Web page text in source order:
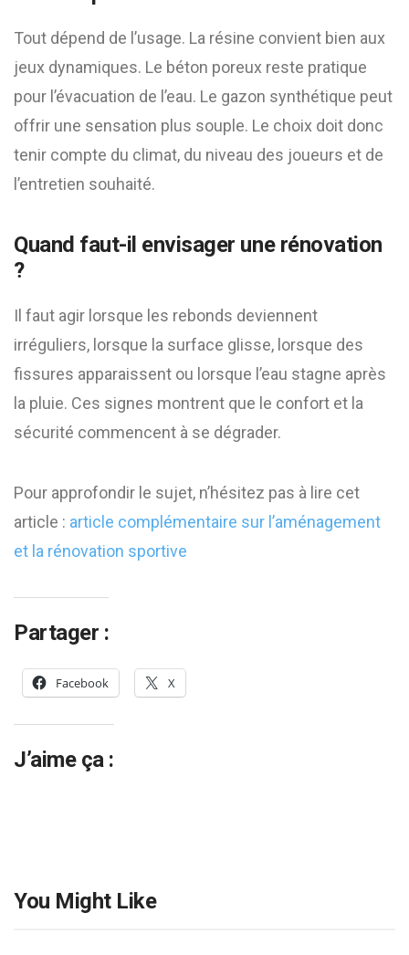
Tout dépend de l’usage. La résine convient bien aux
jeux dynamiques. Le béton poreux reste pratique
pour l’évacuation de l’eau. Le gazon synthétique peut
offrir une sensation plus souple. Le choix doit donc
tenir compte du climat, du niveau des joueurs et de
l’entretien souhaité.
Quand faut-il envisager une rénovation
?
Il faut agir lorsque les rebonds deviennent
irréguliers, lorsque la surface glisse, lorsque des
fissures apparaissent ou lorsque l’eau stagne après
la pluie. Ces signes montrent que le confort et la
sécurité commencent à se dégrader.
Pour approfondir le sujet, n’hésitez pas à lire cet
article : article complémentaire sur l’aménagement
et la rénovation sportive
Partager :
Facebook X
J’aime ça :
You Might Like